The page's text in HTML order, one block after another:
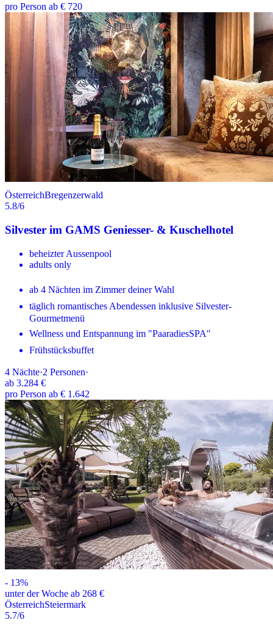
pro Person ab € 720
ÖsterreichBregenzerwald
5.8/6
Silvester im GAMS Geniesser- & Kuschelhotel
beheizter Aussenpool
adults only
ab 4 Nächten im Zimmer deiner Wahl
täglich romantisches Abendessen inklusive Silvester-
Gourmetmenü
Wellness und Entspannung im "PaaradiesSPA"
Frühstücksbuffet
4 Nächte·2 Personen·
ab 3.284 €
pro Person ab € 1.642
- 13%
unter der Woche ab 268 €
ÖsterreichSteiermark
5.7/6